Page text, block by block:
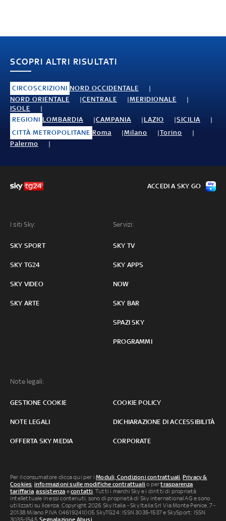
SCOPRI ALTRI RISULTATI
CIRCOSCRIZIONI NORD OCCIDENTALE
NORD ORIENTALE
CENTRALE
MERIDIONALE
ISOLE
REGIONI LOMBARDIA CAMPANIA LAZIO
SICILIA
CITTÀ METROPOLITANE Roma Milano
Torino
Palermo
I siti Sky:
SKY SPORT
SKY TG24
SKY VIDEO
SKY ARTE
Servizi:
SKY TV
SKY APPS
NOW
SKY BAR
SPAZI SKY
PROGRAMMI
Note legali:
GESTIONE COOKIE COOKIE POLICY
NOTE LEGALI DICHIARAZIONE DI ACCESSIBILITÀ
OFFERTA SKY MEDIA CORPORATE
ACCEDI A SKY GO
Per il consumatore clicca qui per iModuli, Condizioni contrattuali, Privacy &
Cookies, informazioni sulle modifiche contrattuali o pertrasparenza
tariffaria,assistenza econtatti. Tutti i marchi Sky e i diritti di proprietà
intellettuale in essi contenuti, sono di proprietà di Sky international AG e sono
utilizzati su licenza. Copyright 2026 Sky Italia - Sky Italia Srl Via Monte Penice, 7 -
20138 Milano P.IVA 04619241005. SkyTG24: ISSN 3035-1537 e SkySport: ISSN
3035-1545.Segnalazione Abusi